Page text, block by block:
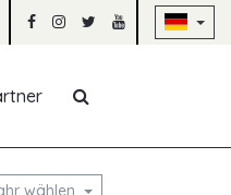
wählen